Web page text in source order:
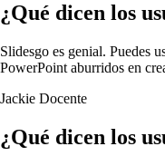
¿Qué dicen los
Slidesgo es genial. Puedes
PowerPoint aburridos en
Jackie Docente
¿Qué dicen los